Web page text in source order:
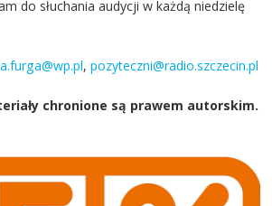
do słuchania audycji w każdą niedzielę
,pozyteczni@radio.szczecin.pl
chronione są prawem autorskim.